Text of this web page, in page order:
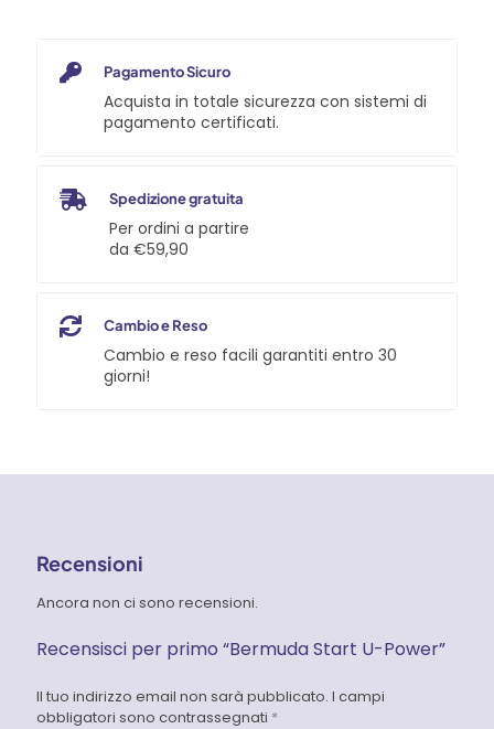
Pagamento Sicuro
Acquista in totale sicurezza con sistemi di
pagamento certificati.
Spedizione gratuita
Per ordini a partire
da €59,90
Cambio e Reso
Cambio e reso facili garantiti entro 30
giorni!
Recensioni
Ancora non ci sono recensioni.
Recensisci per primo “Bermuda Start U-Power”
Il tuo indirizzo email non sarà pubblicato. I campi
obbligatori sono contrassegnati *